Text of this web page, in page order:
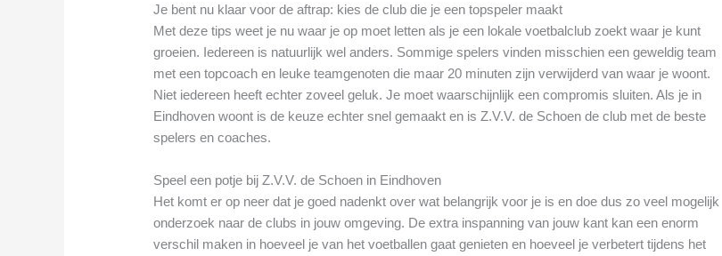
Je bent nu klaar voor de aftrap: kies de club die je een topspeler maakt
Met deze tips weet je nu waar je op moet letten als je een lokale voetbalclub zoekt waar je kunt
groeien. Iedereen is natuurlijk wel anders. Sommige spelers vinden misschien een geweldig team
met een topcoach en leuke teamgenoten die maar 20 minuten zijn verwijderd van waar je woont.
Niet iedereen heeft echter zoveel geluk. Je moet waarschijnlijk een compromis sluiten. Als je in
Eindhoven woont is de keuze echter snel gemaakt en is Z.V.V. de Schoen de club met de beste
spelers en coaches.
Speel een potje bij Z.V.V. de Schoen in Eindhoven
Het komt er op neer dat je goed nadenkt over wat belangrijk voor je is en doe dus zo veel mogelijk
onderzoek naar de clubs in jouw omgeving. De extra inspanning van jouw kant kan een enorm
verschil maken in hoeveel je van het voetballen gaat genieten en hoeveel je verbetert tijdens het